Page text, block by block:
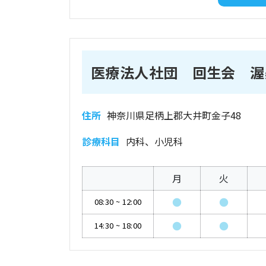
医療法人社団 回生会 渥
住所 神奈川県足柄上郡大井町金子48
診療科目 内科、小児科
月 火
08:30 ~ 12:00 ● ●
14:30 ~ 18:00 ● ●